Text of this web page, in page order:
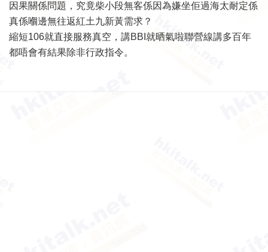
因果關係問題，究竟柴小段無客係因為嫌坐佢過海太耐定係
真係嗰邊無往返紅土九新黃需求？
縮短106就直接服務真空，講BBI就晒氣啦聯營線講多百年
都唔會有結果除非行政指令。